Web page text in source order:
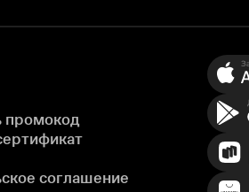
промокод
соглашение